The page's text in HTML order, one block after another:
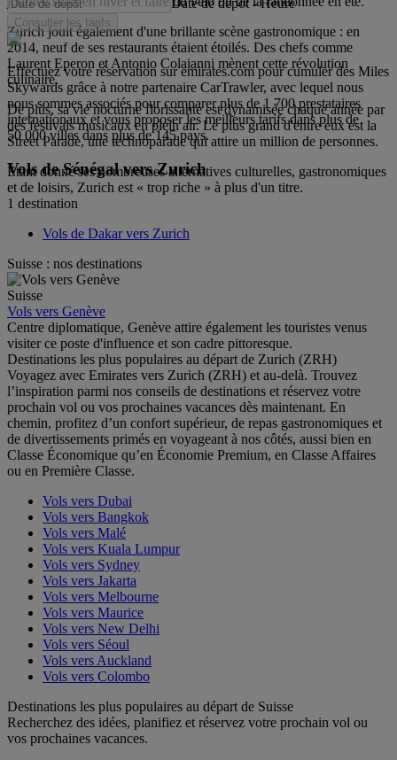
Zurich jouit également d'une brillante scène gastronomique : en
2014, neuf de ses restaurants étaient étoilés. Des chefs comme
Laurent Eperon et Antonio Colaianni mènent cette révolution
culinaire.
De plus, sa vie nocturne florissante est dynamisée chaque année par
des festivals musicaux en plein air. Le plus grand d'entre eux est la
Street Parade, une technoparade qui attire un million de personnes.
Étant donné ses nombreuses alternatives culturelles, gastronomiques
et de loisirs, Zurich est « trop riche » à plus d'un titre.
Consulter les tarifs
Effectuez votre réservation sur emirates.com pour cumuler des Miles
Skywards grâce à notre partenaire CarTrawler, avec lequel nous
nous sommes associés pour comparer plus de 1 700 prestataires
internationaux et vous proposer les meilleurs tarifs dans plus de
50 000 villes dans plus de 145 pays.
Vols de Sénégal vers Zurich
1 destination
Vols de Dakar vers Zurich
Suisse : nos destinations
Suisse
Vols vers Genève
Centre diplomatique, Genève attire également les touristes venus
visiter ce poste d'influence et son cadre pittoresque.
Destinations les plus populaires au départ de Zurich (ZRH)
Voyagez avec Emirates vers Zurich (ZRH) et au-delà. Trouvez
l’inspiration parmi nos conseils de destinations et réservez votre
prochain vol ou vos prochaines vacances dès maintenant. En
chemin, profitez d’un confort supérieur, de repas gastronomiques et
de divertissements primés en voyageant à nos côtés, aussi bien en
Classe Économique qu’en Économie Premium, en Classe Affaires
ou en Première Classe.
Vols vers Dubai
Vols vers Bangkok
Vols vers Malé
Vols vers Kuala Lumpur
Vols vers Sydney
Vols vers Jakarta
Vols vers Melbourne
Vols vers Maurice
Vols vers New Delhi
Vols vers Séoul
Vols vers Auckland
Vols vers Colombo
Destinations les plus populaires au départ de Suisse
Recherchez des idées, planifiez et réservez votre prochain vol ou
vos prochaines vacances.